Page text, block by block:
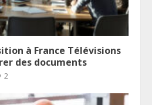
à France Télévisions
des documents
2